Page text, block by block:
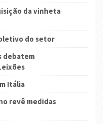
da vinheta
do setor
debatem
Itália
revê medidas